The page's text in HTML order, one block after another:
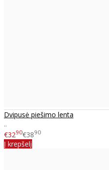
Dvipusė piešimo lenta
..
€3290€3890
Į krepšelį